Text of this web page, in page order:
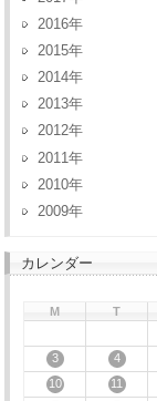
2016
2015
2014
2013
2012
2011
2010
2009
カレンダー
M
T
3
4
10
11